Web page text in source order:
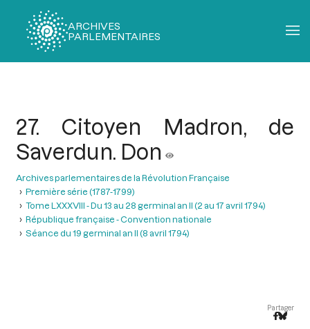
ARCHIVES
PARLEMENTAIRES
27. Citoyen Madron, de
Saverdun. Don
Archives parlementaires de la Révolution Française
Première série (1787-1799)
Tome LXXXVIII - Du 13 au 28 germinal an II (2 au 17 avril 1794)
République française - Convention nationale
Séance du 19 germinal an II (8 avril 1794)
Partager